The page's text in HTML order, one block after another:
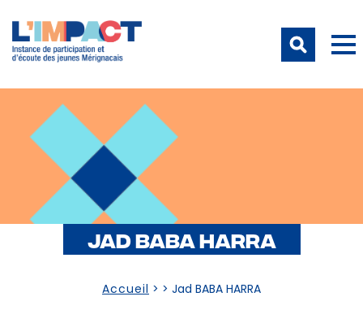
JAD BABA HARRA
Accueil > > Jad BABA HARRA